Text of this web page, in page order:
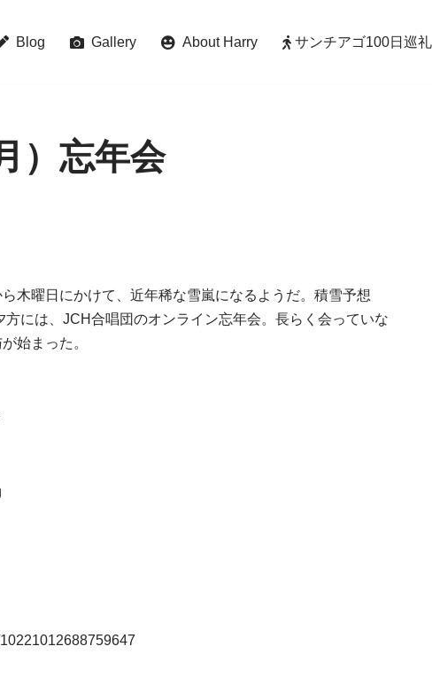
Blog Gallery About Harry サンチアゴ100日巡
）忘年会
木曜日にかけて、近年稀な雪嵐になるようだ。積雪予想
には、JCH合唱団のオンライン忘年会。長らく会っていな
始まった。